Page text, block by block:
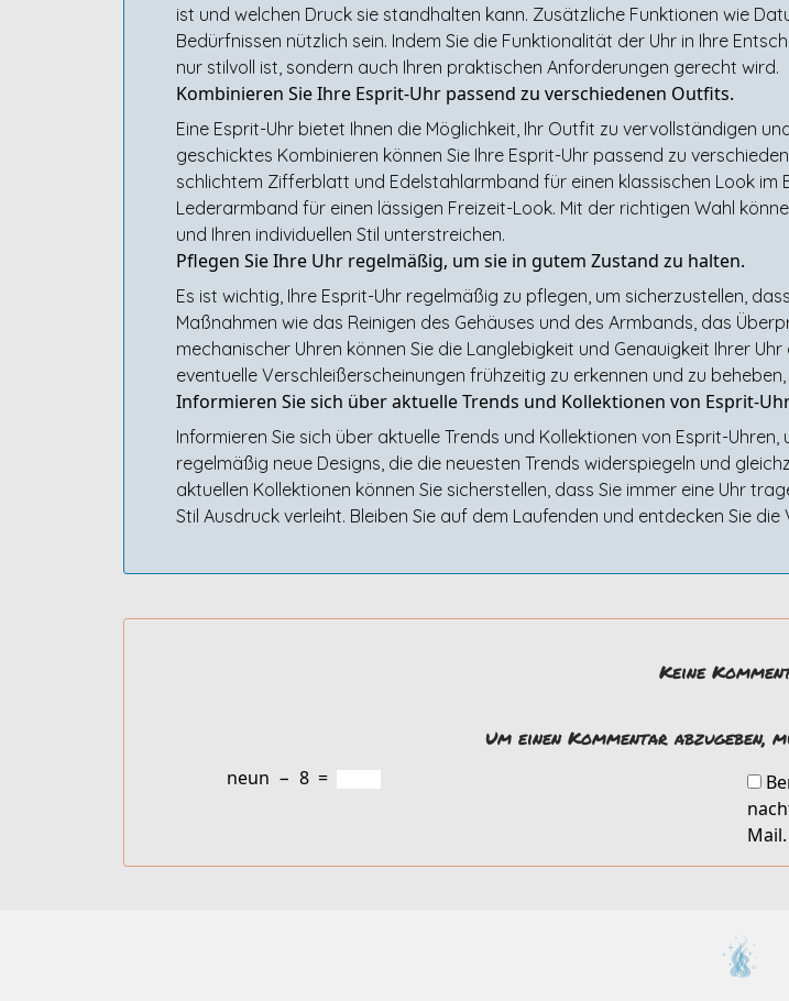
ist und welchen Druck sie standhalten kann. Zusätzliche Funktionen wie
Bedürfnissen nützlich sein. Indem Sie die Funktionalität der Uhr in Ihre
nur stilvoll ist, sondern auch Ihren praktischen Anforderungen gerecht wird.
Kombinieren Sie Ihre Esprit-Uhr passend zu verschiedenen Outfits.
Eine Esprit-Uhr bietet Ihnen die Möglichkeit, Ihr Outfit zu vervollständigen
geschicktes Kombinieren können Sie Ihre Esprit-Uhr passend zu
schlichtem Zifferblatt und Edelstahlarmband für einen klassischen Look
Lederarmband für einen lässigen Freizeit-Look. Mit der richtigen Wahl
und Ihren individuellen Stil unterstreichen.
Pflegen Sie Ihre Uhr regelmäßig, um sie in gutem Zustand zu halten.
Es ist wichtig, Ihre Esprit-Uhr regelmäßig zu pflegen, um sicherzustellen,
Maßnahmen wie das Reinigen des Gehäuses und des Armbands, das
mechanischer Uhren können Sie die Langlebigkeit und Genauigkeit Ihrer
eventuelle Verschleißerscheinungen frühzeitig zu erkennen und zu
Informieren Sie sich über aktuelle Trends und Kollektionen von Esprit-
Informieren Sie sich über aktuelle Trends und Kollektionen von Esprit-
regelmäßig neue Designs, die die neuesten Trends widerspiegeln und
aktuellen Kollektionen können Sie sicherstellen, dass Sie immer eine Uhr
Stil Ausdruck verleiht. Bleiben Sie auf dem Laufenden und entdecken Sie
Keine
Um einen Kommentar abzugeben,
neun − 8 =
Mail.